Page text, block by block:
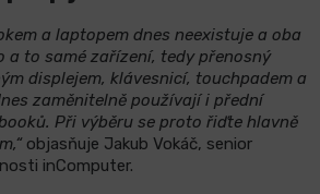
a laptopem dnes neexistuje a oba
a to samé zařízení, tedy přenosný
displejem, klávesnicí, touchpadem a
zaměnitelně používají i přední
Při výběru se proto řiďte hlavně
objasňuje Jakub Vokáč, senior
inComputer.